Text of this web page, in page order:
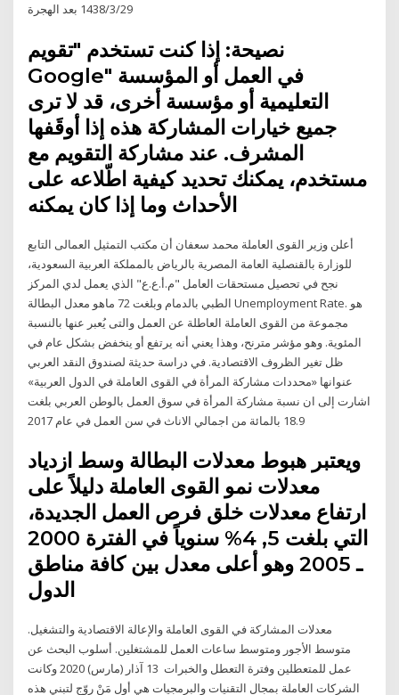
29‏‏/3‏‏/1438 بعد الهجرة
نصيحة: إذا كنت تستخدم "تقويم
Google" في العمل أو المؤسسة
التعليمية أو مؤسسة أخرى، قد لا ترى
جميع خيارات المشاركة هذه إذا أوقَفها
المشرف. عند مشاركة التقويم مع
مستخدم، يمكنك تحديد كيفية اطّلاعه على
الأحداث وما إذا كان يمكنه
أعلن وزير القوى العاملة محمد سعفان أن مكتب التمثيل العمالى التابع
للوزارة بالقنصلية العامة المصرية بالرياض بالمملكة العربية السعودية،
نجح في تحصيل مستحقات العامل "م.أ.ع.ع" الذي يعمل لدي المركز
الطبي بالدمام وبلغت 72 ماهو معدل البطالة Unemployment Rate. هو
مجموعة من القوى العاملة العاطلة عن العمل والتى يُعبر عنها بالنسبة
المئوية. وهو مؤشر مترنح، وهذا يعني أنه يرتفع أو ينخفض بشكل عام في
ظل تغير الظروف الاقتصادية. في دراسة حديثة لصندوق النقد العربي
عنوانها «محددات مشاركة المرأة في القوى العاملة في الدول العربية»
اشارت إلى ان نسبة مشاركة المرأة في سوق العمل بالوطن العربي بلغت
18.9 بالمائة من اجمالي الاناث في سن العمل في عام 2017
ويعتبر هبوط معدلات البطالة وسط ازدياد
معدلات نمو القوى العاملة دليلاً على
ارتفاع معدلات خلق فرص العمل الجديدة،
التي بلغت 5, 4% سنوياً في الفترة 2000
ـ 2005 وهو أعلى معدل بين كافة مناطق
الدول
معدلات المشاركة في القوى العاملة والإعالة الاقتصادية والتشغيل.
متوسط الأجور ومتوسط ساعات العمل للمشتغلين. أسلوب البحث عن
عمل للمتعطلين وفترة التعطل والخبرات 13 آذار (مارس) 2020 وكانت
الشركات العاملة بمجال التقنيات والبرمجيات هي أول مَنْ روّج لتبني هذه